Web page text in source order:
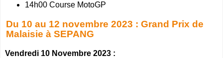
14h00 Course MotoGP
Du 10 au 12 novembre 2023 : Grand Prix de
Malaisie à SEPANG
Vendredi 10 Novembre 2023 :